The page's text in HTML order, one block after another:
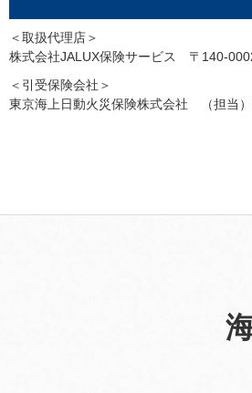
＜取扱代理店＞
株式会社JALUX保険サービス 〒140-
＜引受保険会社＞
東京海上日動火災保険株式会社 （担当